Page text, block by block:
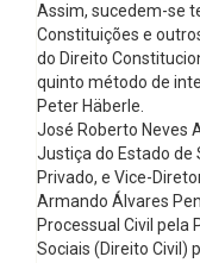
Assim, sucedem-se
Constituições e
do Direito
quinto método de
Peter Häberle.
José Roberto Neves
Justiça do Estado de
Privado, e Vice-
Armando Álvares
Processual Civil pela
Sociais (Direito Civil)